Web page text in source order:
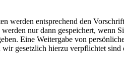
werden entsprechend den
nur dann gespeichert,
Eine Weitergabe von
gesetzlich hierzu verpflichtet